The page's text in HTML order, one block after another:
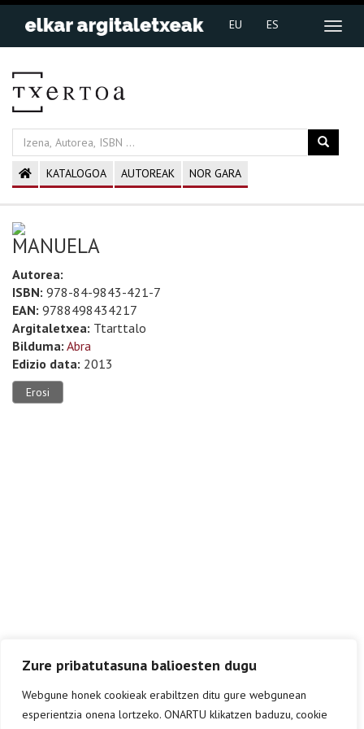
Zure pribatutasuna balioesten dugu
Webgune honek cookieak erabiltzen ditu gure webgunean
esperientzia onena lortzeko. ONARTU klikatzen baduzu, cookie
EU ES
KATALOGOA AUTOREAK NOR GARA
MANUELA
Autorea:
ISBN: 978-84-9843-421-7
EAN: 9788498434217
Argitaletxea: Ttarttalo
Bilduma: Abra
Edizio data: 2013
Erosi